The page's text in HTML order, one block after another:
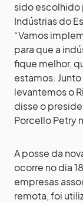
sido escolhido
Indústrias do
“Vamos
para que a
fique melhor,
estamos. Junto
levantemos o
disse o
Porcello Petry
A posse da
ocorre no dia
empresas
remota, foi